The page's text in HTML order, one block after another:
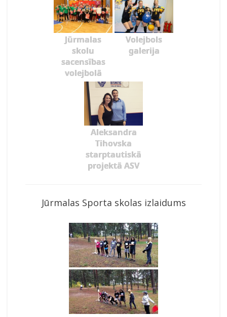
Jūrmalas
skolu
sacensības
volejbolā
Volejbols
galerija
Aleksandra
Tihovska
starptautiskā
projektā ASV
Jūrmalas Sporta skolas izlaidums